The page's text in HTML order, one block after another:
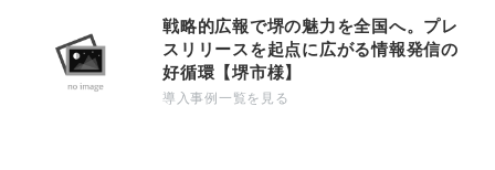
戦略的広報で堺の魅力を全国へ。プレ
スリリースを起点に広がる情報発信の
好循環【堺市様】
導入事例一覧を見る